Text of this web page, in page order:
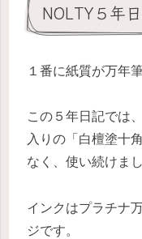
NOLTY５年
１番に紙質が万年
この５年日記では
入りの「白檀塗十
なく、使い続けまし
インクはプラチナ
ジです。